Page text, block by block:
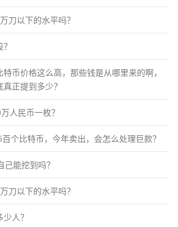
刀以下的水平吗？
币价格这么高，那些钱是从哪里来的啊，
正提到多少？
人民币一枚？
个比特币，今年卖出，会怎么处理巨款？
能挖到吗？
刀以下的水平吗？
人？